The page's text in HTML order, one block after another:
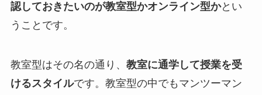
認しておきたいのが教室型かオンライン型かとい
うことです。
教室型はその名の通り、 教室に通学して授業を受
けるスタイルです。教室型の中でもマンツーマン